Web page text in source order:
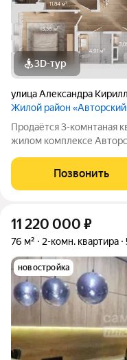
3D-тур
улица Александра
Жилой район
Продаётся 3-комнтаная
жилом комплексе
для семей с детьми или
Позвонить
11 220 000 ₽
76 м² 2-комн. квартира
новостройка